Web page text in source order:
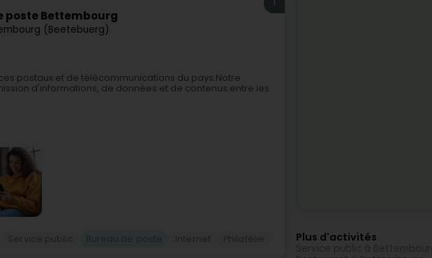
poste Bettembourg
(Beetebuerg)
1
postaux et de télécommunications du pays.Notre
d'informations, de données et de contenus entre les
Plus d'activités